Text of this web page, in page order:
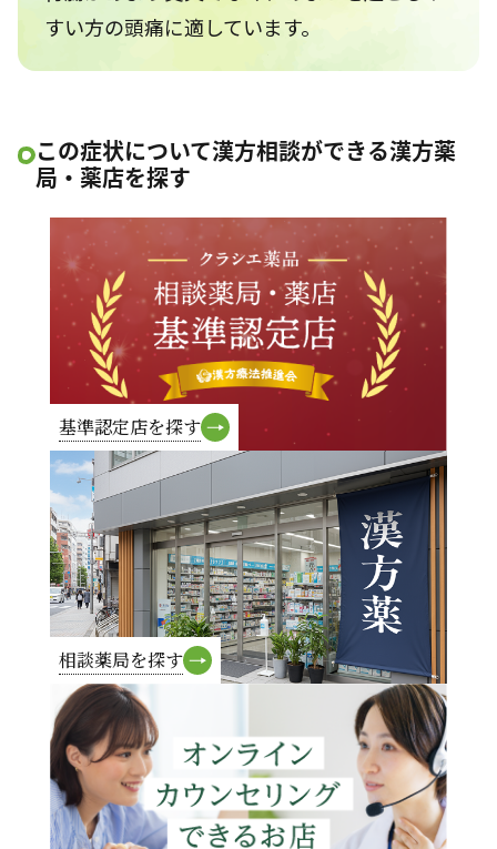
すい方の頭痛に適しています。
この症状について漢方相談ができる漢方薬
局・薬店を探す
基準認定店を探す
相談薬局を探す